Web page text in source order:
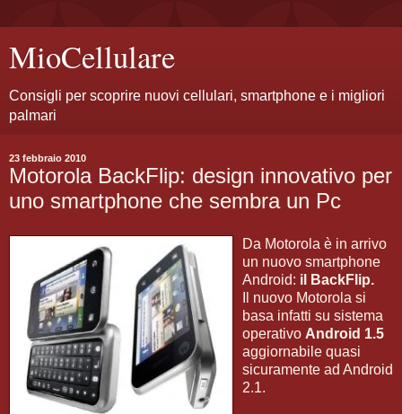
MioCellulare
Consigli per scoprire nuovi cellulari, smartphone e i migliori
palmari
23 febbraio 2010
Motorola BackFlip: design innovativo per
uno smartphone che sembra un Pc
Da Motorola è in arrivo
un nuovo smartphone
Android: il BackFlip.
Il nuovo Motorola si
basa infatti su sistema
operativo Android 1.5
aggiornabile quasi
sicuramente ad Android
2.1.